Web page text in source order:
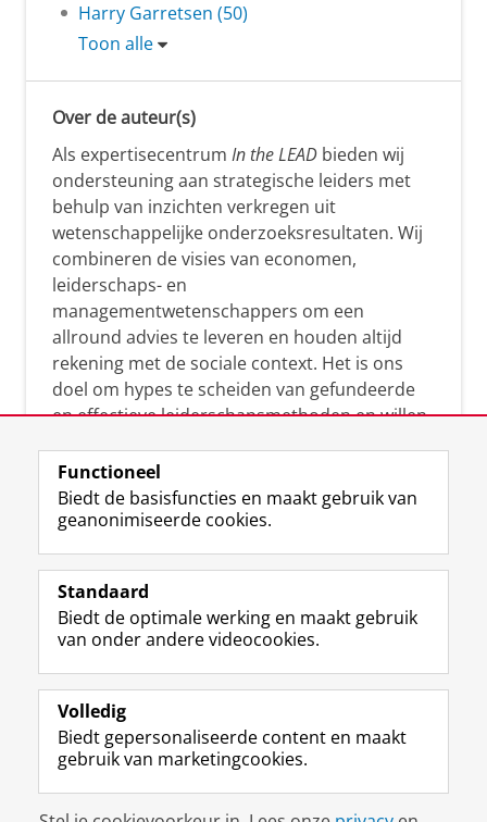
Harry Garretsen (50)
Toon alle
Over de auteur(s)
Als expertisecentrum In the LEAD bieden wij
ondersteuning aan strategische leiders met
behulp van inzichten verkregen uit
wetenschappelijke onderzoeksresultaten. Wij
combineren de visies van economen,
leiderschaps- en
managementwetenschappers om een
allround advies te leveren en houden altijd
rekening met de sociale context. Het is ons
doel om hypes te scheiden van gefundeerde
en effectieve leiderschapsmethoden en willen
manier te reageren op economische en
maatschappelijke kwesties. Samen tillen wij
het leiderschap in uw organisatie naar een
i
Disclaimer & Copyright
Functioneel
Biedt de basisfuncties en maakt gebruik van
geanonimiseerde cookies.
Standaard
Biedt de optimale werking en maakt gebruik
van onder andere videocookies.
Volledig
Biedt gepersonaliseerde content en maakt
gebruik van marketingcookies.